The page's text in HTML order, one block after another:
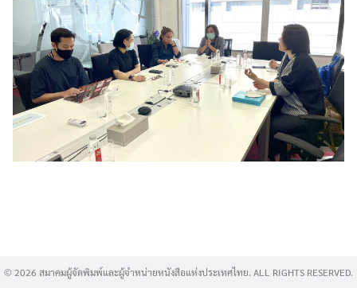
Search
for:
© 2026 สมาคมผู้จัดพิมพ์และผู้จำหน่ายหนังสือแห่งประเทศไทย. ALL RIGHTS RESERVED.